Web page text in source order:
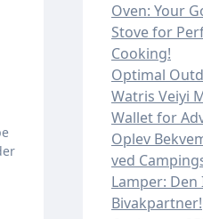
Oven: Your
Stove for
Cooking!
Optimal
Watris Veiyi
Wallet for
Oplev
ved
Lamper: Den
Bivakpartner!